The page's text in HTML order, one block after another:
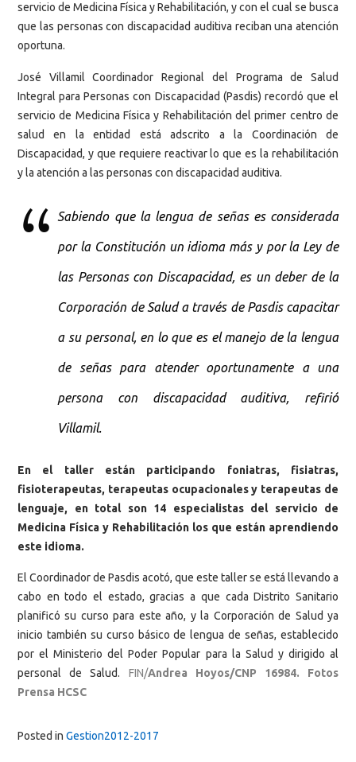
servicio de Medicina Física y Rehabilitación, y con el cual se busca
que las personas con discapacidad auditiva reciban una atención
oportuna.
José Villamil Coordinador Regional del Programa de Salud
Integral para Personas con Discapacidad (Pasdis) recordó que el
servicio de Medicina Física y Rehabilitación del primer centro de
salud en la entidad está adscrito a la Coordinación de
Discapacidad, y que requiere reactivar lo que es la rehabilitación
y la atención a las personas con discapacidad auditiva.
Sabiendo que la lengua de señas es considerada
por la Constitución un idioma más y por la Ley de
las Personas con Discapacidad, es un deber de la
Corporación de Salud a través de Pasdis capacitar
a su personal, en lo que es el manejo de la lengua
de señas para atender oportunamente a una
persona con discapacidad auditiva, refirió
Villamil.
En el taller están participando foniatras, fisiatras,
fisioterapeutas, terapeutas ocupacionales y terapeutas de
lenguaje, en total son 14 especialistas del servicio de
Medicina Física y Rehabilitación los que están aprendiendo
este idioma.
El Coordinador de Pasdis acotó, que este taller se está llevando a
cabo en todo el estado, gracias a que cada Distrito Sanitario
planificó su curso para este año, y la Corporación de Salud ya
inicio también su curso básico de lengua de señas, establecido
por el Ministerio del Poder Popular para la Salud y dirigido al
personal de Salud. FIN/Andrea Hoyos/CNP 16984. Fotos
Prensa HCSC
Posted in Gestion2012-2017